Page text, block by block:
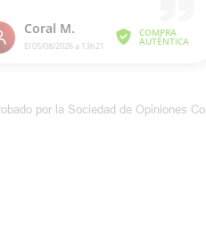
por la Sociedad de Opiniones